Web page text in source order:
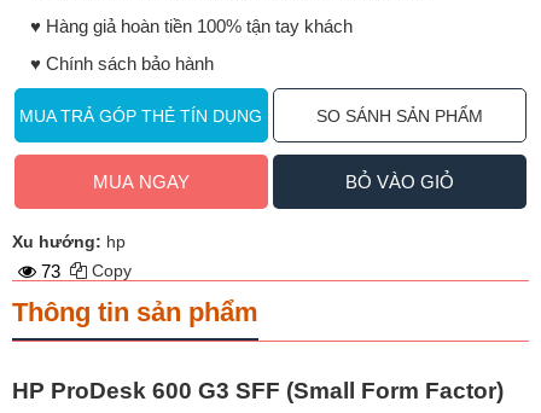
♥️ Hàng giả hoàn tiền 100% tận tay khách
♥️ Chính sách bảo hành
MUA TRẢ GÓP THẺ TÍN DỤNG SO SÁNH SẢN PHẨM
MUA NGAY BỎ VÀO GIỎ
Xu hướng: hp
73 Copy
Thông tin sản phẩm
HP ProDesk 600 G3 SFF (Small Form Factor)